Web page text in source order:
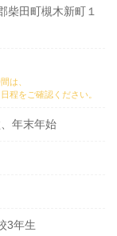
柴田町槻木新町１
は、
程をご確認ください。
年末年始
3年生